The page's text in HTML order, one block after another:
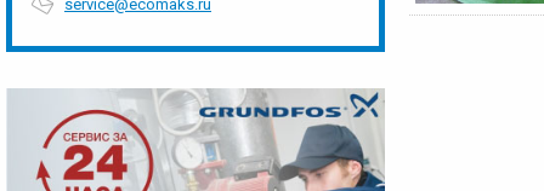
service@ecomaks.ru